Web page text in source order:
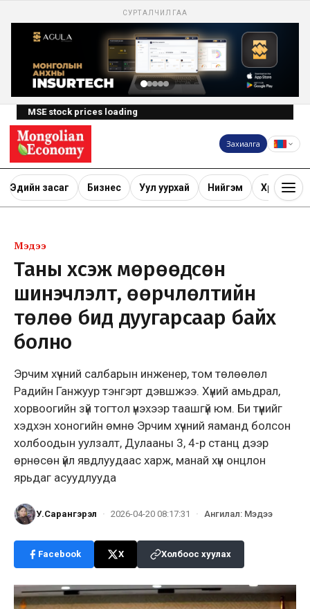
СУРТАЛЧИЛГАА
MSE stock prices loading
Захиалга
Эдийн засаг Бизнес Уул уурхай Нийгэм Хөрөнгө
Мэдээ
Таны хүсэж мөрөөдсөн
шинэчлэлт, өөрчлөлтийн
төлөө бид дуугарсаар байх
болно
Эрчим хүчний салбарын инженер, том төлөөлөл
Радийн Ганжуур тэнгэрт дэвшжээ. Хүний амьдрал,
хорвоогийн зүй тогтол үнэхээр таашгүй юм. Би түүнийг
хэдхэн хоногийн өмнө Эрчим хүчний яаманд болсон
холбоодын уулзалт, Дулааны 3, 4-р станц дээр
өрнөсөн үйл явдлуудаас харж, манай хүн онцлон
ярьдаг асуудлууда
У.Сарангэрэл · 2026-04-20 08:17:31 · Ангилал: Мэдээ
Facebook X Холбоос хуулах